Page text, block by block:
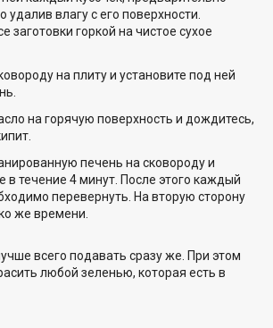
удалив влагу с его поверхности.
заготовки горкой на чистое сухое
на плиту и установите под ней
на горячую поверхность и дождитесь,
печень на сковороду и
в течение 4 минут. После этого каждый
перевернуть. На вторую сторону
же времени.
всего подавать сразу же. При этом
любой зеленью, которая есть в